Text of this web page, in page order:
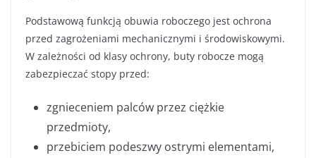
Podstawową funkcją obuwia roboczego jest ochrona
przed zagrożeniami mechanicznymi i środowiskowymi.
W zależności od klasy ochrony, buty robocze mogą
zabezpieczać stopy przed:
zgnieceniem palców przez ciężkie
przedmioty,
przebiciem podeszwy ostrymi elementami,